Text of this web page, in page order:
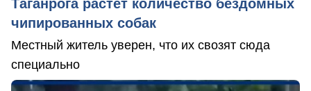
Таганрога растет количество бездомных
чипированных собак
Местный житель уверен, что их свозят сюда
специально